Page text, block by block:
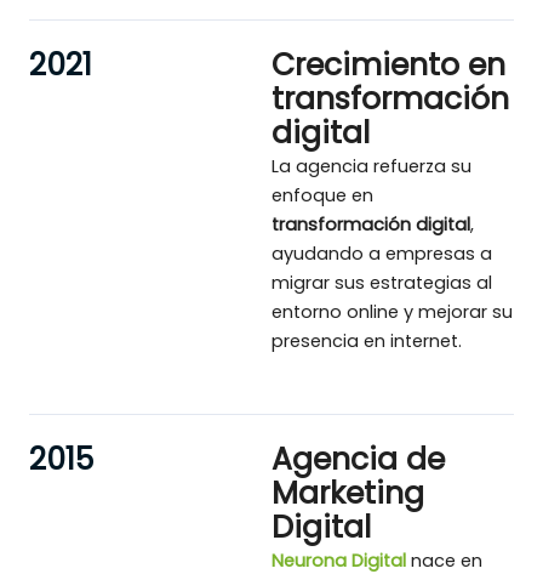
2021
Crecimiento en
transformación
digital
La agencia refuerza su
enfoque en
transformación digital,
ayudando a empresas a
migrar sus estrategias al
entorno online y mejorar su
presencia en internet.
2015
Agencia de
Marketing
Digital
Neurona Digital nace en